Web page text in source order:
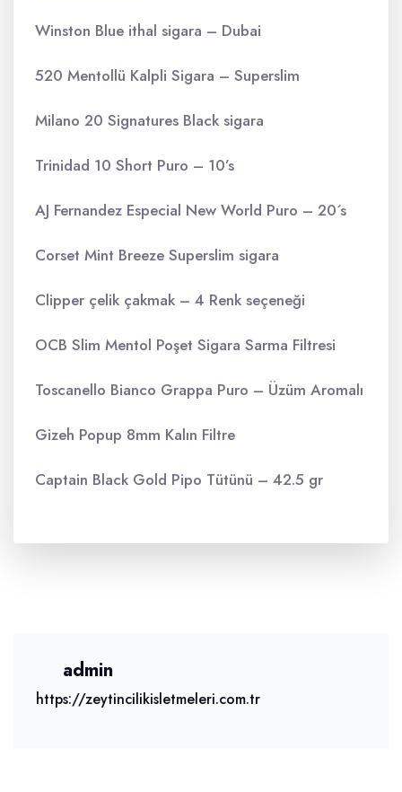
Winston Blue ithal sigara – Dubai
520 Mentollü Kalpli Sigara – Superslim
Milano 20 Signatures Black sigara
Trinidad 10 Short Puro – 10’s
AJ Fernandez Especial New World Puro – 20´s
Corset Mint Breeze Superslim sigara
Clipper çelik çakmak – 4 Renk seçeneği
OCB Slim Mentol Poşet Sigara Sarma Filtresi
Toscanello Bianco Grappa Puro – Üzüm Aromalı
Gizeh Popup 8mm Kalın Filtre
Captain Black Gold Pipo Tütünü – 42.5 gr
admin
https://zeytincilikisletmeleri.com.tr